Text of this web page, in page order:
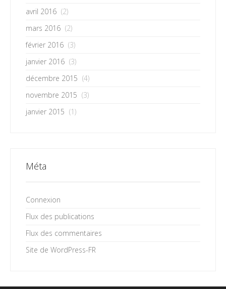
avril 2016 (2)
mars 2016 (2)
février 2016 (3)
janvier 2016 (3)
décembre 2015 (4)
novembre 2015 (3)
janvier 2015 (1)
Méta
Connexion
Flux des publications
Flux des commentaires
Site de WordPress-FR